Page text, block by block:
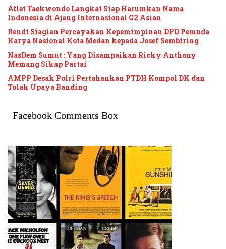
Atlet Taekwondo Langkat Siap Harumkan Nama
Indonesia di Ajang Internasional G2 Asian
Rendi Siagian Percayakan Kepemimpinan DPD Pemuda
Karya Nasional Kota Medan kepada Josef Sembiring
NasDem Sumut : Yang Disampaikan Ricky Anthony
Memang Sikap Partai
AMPP Desak Polri Pertahankan PTDH Kompol DK dan
Tolak Upaya Banding
Facebook Comments Box